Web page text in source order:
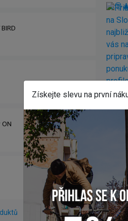
ON
Získejte slevu na první